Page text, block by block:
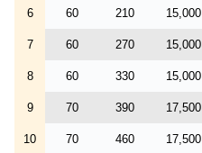
6 60 210 15,000
7 60 270 15,000
8 60 330 15,000
9 70 390 17,500
10 70 460 17,500